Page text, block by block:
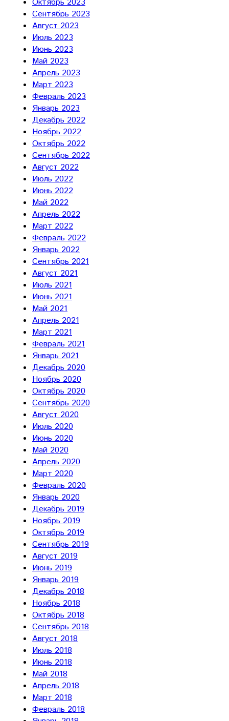
Октябрь 2023
Сентябрь 2023
Август 2023
Июль 2023
Июнь 2023
Май 2023
Апрель 2023
Март 2023
Февраль 2023
Январь 2023
Декабрь 2022
Ноябрь 2022
Октябрь 2022
Сентябрь 2022
Август 2022
Июль 2022
Июнь 2022
Май 2022
Апрель 2022
Март 2022
Февраль 2022
Январь 2022
Сентябрь 2021
Август 2021
Июль 2021
Июнь 2021
Май 2021
Апрель 2021
Март 2021
Февраль 2021
Январь 2021
Декабрь 2020
Ноябрь 2020
Октябрь 2020
Сентябрь 2020
Август 2020
Июль 2020
Июнь 2020
Май 2020
Апрель 2020
Март 2020
Февраль 2020
Январь 2020
Декабрь 2019
Ноябрь 2019
Октябрь 2019
Сентябрь 2019
Август 2019
Июнь 2019
Январь 2019
Декабрь 2018
Ноябрь 2018
Октябрь 2018
Сентябрь 2018
Август 2018
Июль 2018
Июнь 2018
Май 2018
Апрель 2018
Март 2018
Февраль 2018